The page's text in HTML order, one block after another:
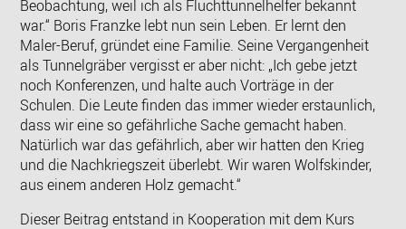
Beobachtung, weil ich als Fluchttunnelhelfer bekannt
war.“ Boris Franzke lebt nun sein Leben. Er lernt den
Maler-Beruf, gründet eine Familie. Seine Vergangenheit
als Tunnelgräber vergisst er aber nicht: „Ich gebe jetzt
noch Konferenzen, und halte auch Vorträge in der
Schulen. Die Leute finden das immer wieder erstaunlich,
dass wir eine so gefährliche Sache gemacht haben.
Natürlich war das gefährlich, aber wir hatten den Krieg
und die Nachkriegszeit überlebt. Wir waren Wolfskinder,
aus einem anderen Holz gemacht.“
Dieser Beitrag entstand in Kooperation mit dem Kurs